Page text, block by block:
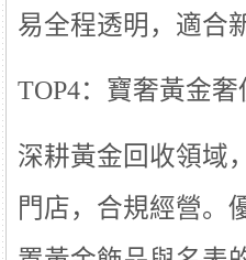
易全程透明，適合
TOP4：寶奢黃金
深耕黃金回收領域
門店，合規經營。